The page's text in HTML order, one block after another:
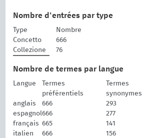
Nombre d'entrées par type
Type
Nombre
Concetto
666
Collezione
76
Nombre de termes par langue
Langue
Termes
préférentiels
Termes
synonymes
anglais
666 293
espagnol666 277
français 665 141
italien
666 156